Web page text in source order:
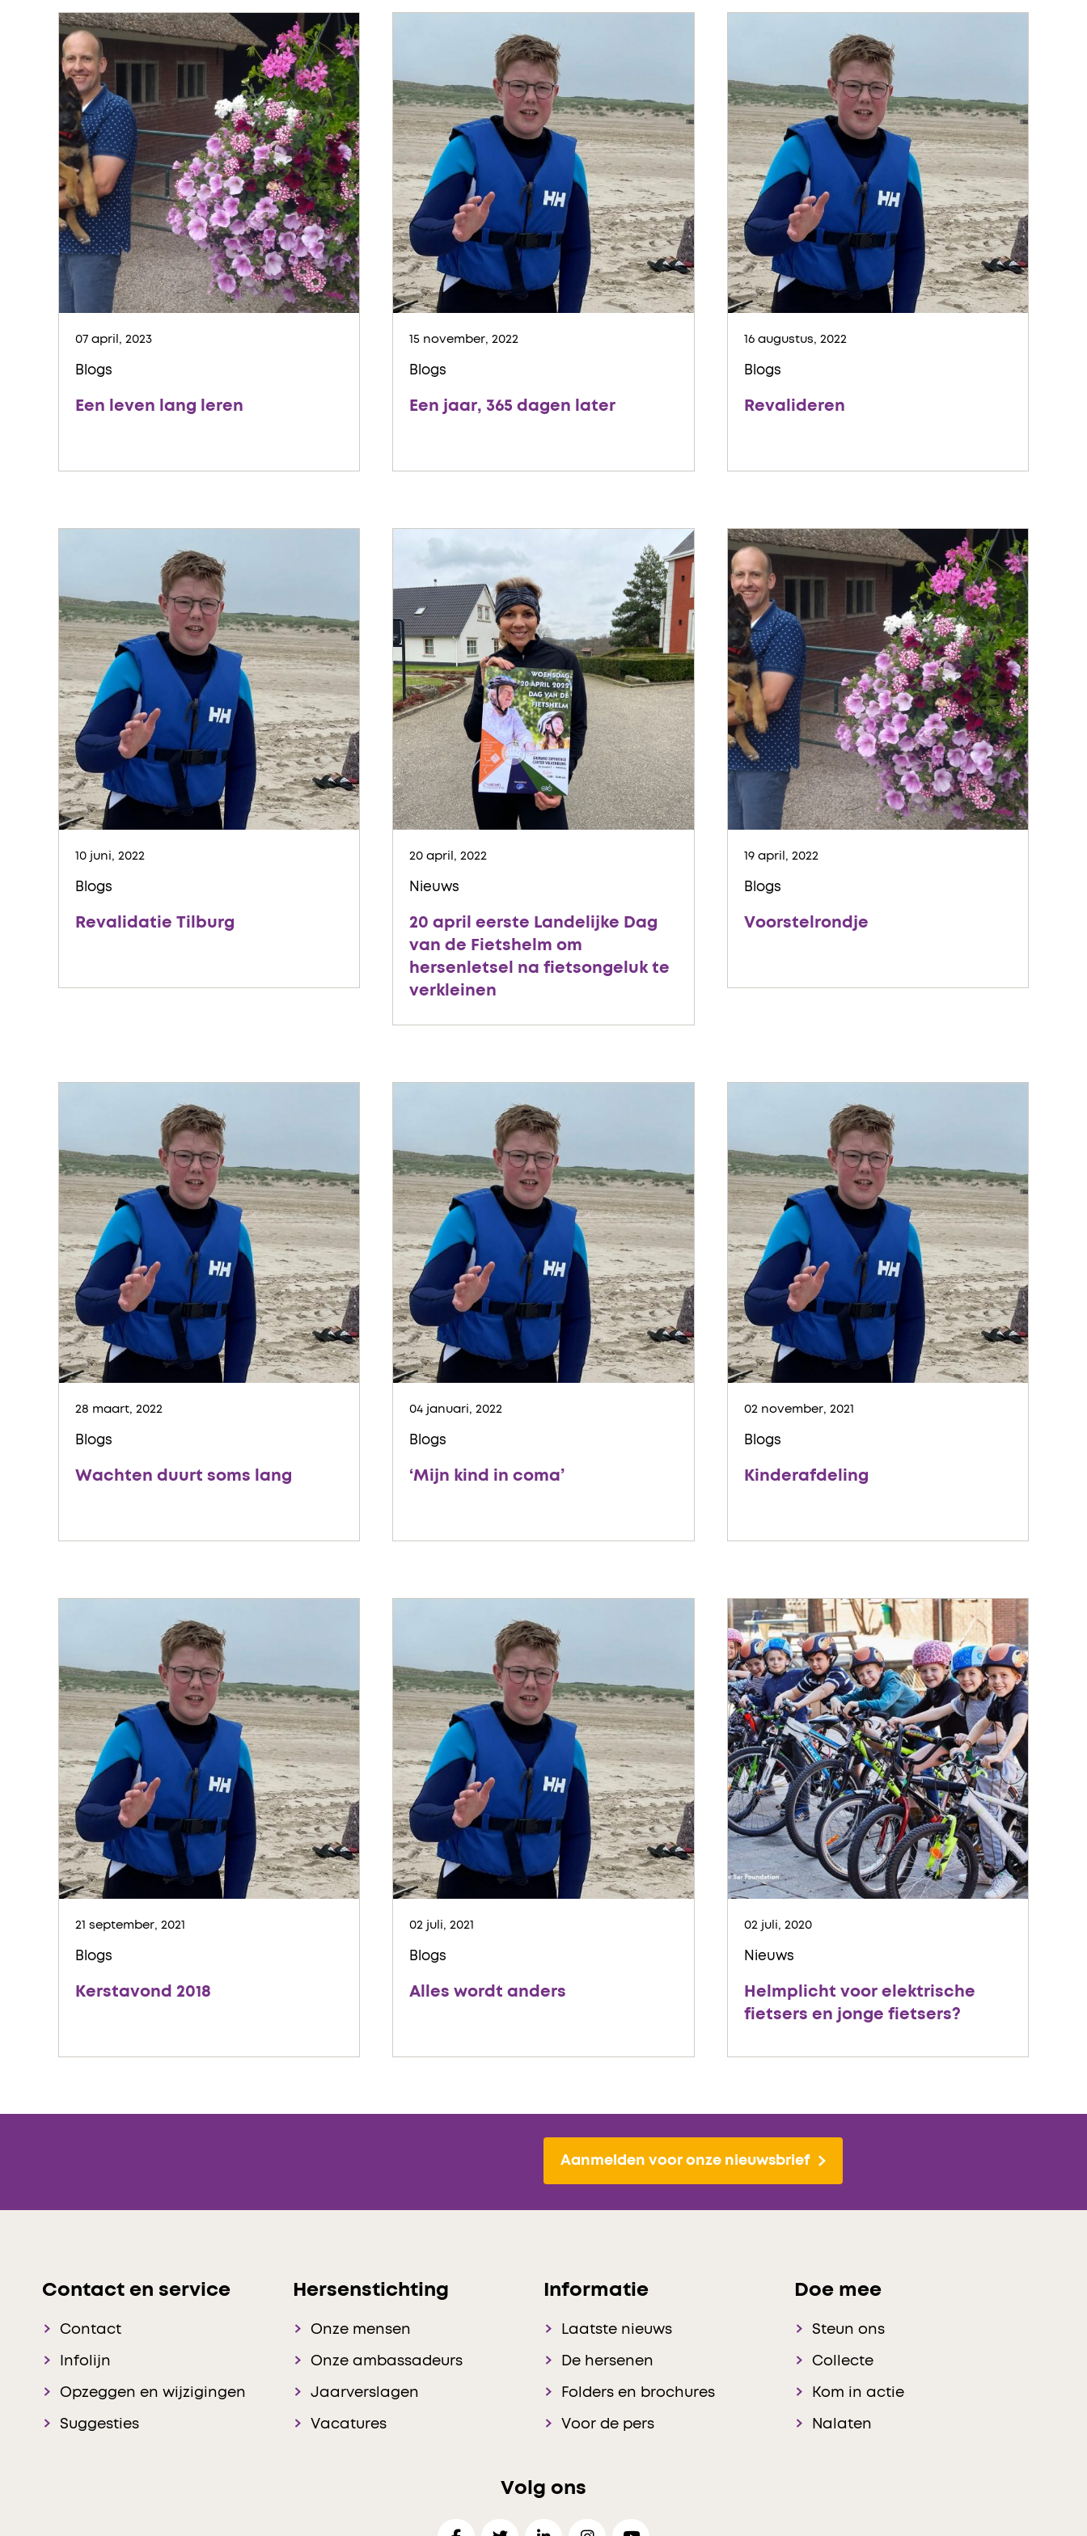
07 april, 2023
Blogs
Een leven lang leren
15 november, 2022
Blogs
Een jaar, 365 dagen later
16 augustus, 2022
Blogs
Revalideren
10 juni, 2022
Blogs
Revalidatie Tilburg
20 april, 2022
Nieuws
20 april eerste Landelijke Dag
van de Fietshelm om
hersenletsel na fietsongeluk te
verkleinen
19 april, 2022
Blogs
Voorstelrondje
28 maart, 2022
Blogs
Wachten duurt soms lang
04 januari, 2022
Blogs
‘Mijn kind in coma’
02 november, 2021
Blogs
Kinderafdeling
21 september, 2021
Blogs
Kerstavond 2018
02 juli, 2021
Blogs
Alles wordt anders
02 juli, 2020
Nieuws
Helmplicht voor elektrische
fietsers en jonge fietsers?
Aanmelden voor onze nieuwsbrief
Contact en service
Contact
Infolijn
Opzeggen en wijzigingen
Suggesties
Hersenstichting
Onze mensen
Onze ambassadeurs
Jaarverslagen
Vacatures
Informatie
Laatste nieuws
De hersenen
Folders en brochures
Voor de pers
Doe mee
Steun ons
Collecte
Kom in actie
Nalaten
Volg ons